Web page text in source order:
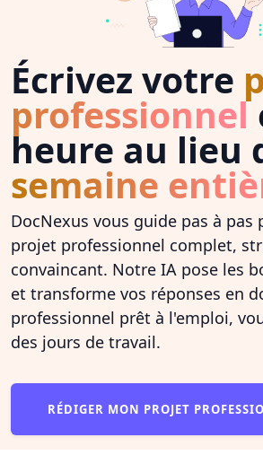
Écrivez votre
professionnel
heure au lieu
semaine
DocNexus vous guide pas à pas
projet professionnel complet,
convaincant. Notre IA pose les
et transforme vos réponses en
professionnel prêt à l'emploi,
des jours de travail.
RÉDIGER MON PROJET